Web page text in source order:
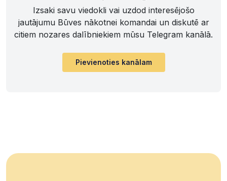
Izsaki savu viedokli vai uzdod interesējošo
jautājumu Būves nākotnei komandai un diskutē ar
citiem nozares dalībniekiem mūsu Telegram kanālā.
Pievienoties kanālam